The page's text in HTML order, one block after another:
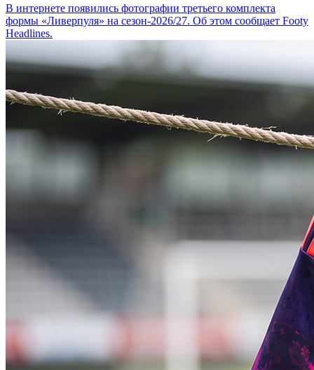
В интернете появились фотографии третьего комплекта
формы «Ливерпуля» на сезон-2026/27. Об этом сообщает Footy
Headlines.